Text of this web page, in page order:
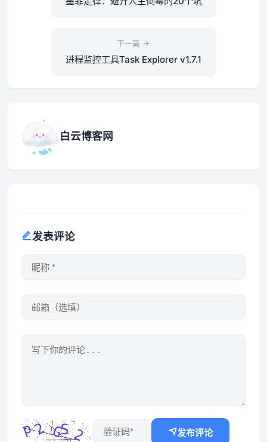
下一篇
进程监控工具Task Explorer v1.7.1
白云博客网
发表评论
发布评论